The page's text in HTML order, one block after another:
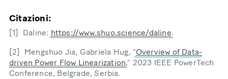
Citazioni:
[1] Daline: https://www.shuo.science/daline.
[2] Mengshuo Jia, Gabriela Hug, “Overview of Data-
driven Power Flow Linearization,” 2023 IEEE PowerTech
Conference, Belgrade, Serbia.